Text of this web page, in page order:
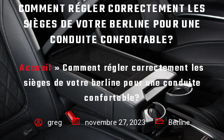
COMMENT RÉGLER CORRECTEMENT LES
SIÈGES DE VOTRE BERLINE POUR UNE
CONDUITE CONFORTABLE?
Accueil»Comment régler correctement les
sièges de votre berline pour une conduite
confortable?
greg novembre 27, 2023 Berline